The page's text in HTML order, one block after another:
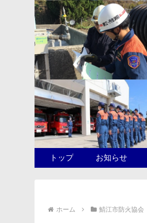
トップ お知らせ
ホーム 鯖江市防火協会